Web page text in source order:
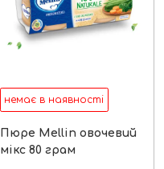
немає в наявності
Пюре Mellin овочевий
мікс 80 грам